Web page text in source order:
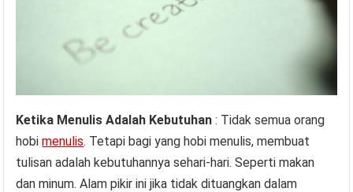
Ketika Menulis Adalah Kebutuhan : Tidak semua orang
hobimenulis. Tetapi bagi yang hobi menulis, membuat
tulisan adalah kebutuhannya sehari-hari. Seperti makan
dan minum. Alam pikir ini jika tidak dituangkan dalam